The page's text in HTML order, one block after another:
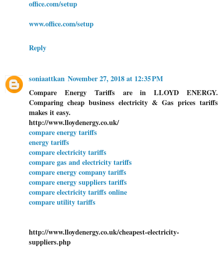
office.com/setup
www.office.com/setup
Reply
soniaattkan November 27, 2018 at 12:35 PM
Compare Energy Tariffs are in LLOYD ENERGY.
Comparing cheap business electricity & Gas prices tariffs
makes it easy.
http://www.lloydenergy.co.uk/
compare energy tariffs
energy tariffs
compare electricity tariffs
compare gas and electricity tariffs
compare energy company tariffs
compare energy suppliers tariffs
compare electricity tariffs online
compare utility tariffs
http://www.lloydenergy.co.uk/cheapest-electricity-
suppliers.php